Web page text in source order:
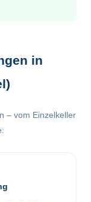
in
– vom Einzelkeller